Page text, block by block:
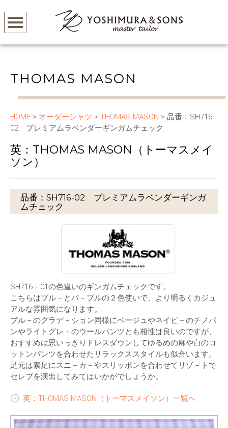
THOMAS MASON
HOME > オーダーシャツ > THOMAS MASON > 品番：SH716-
02 プレミアムラベンダーギンガムチェック
英：THOMAS MASON（トーマスメイ
ソン）
品番：SH716-02 プレミアムラベンダーギンガ
ムチェック
SH716－01の色違いのギンガムチェックです。
こちらはブル－とパ－プルの２色使いで、より明るくカジュ
アルな雰囲気になります。
ブル－のグラデ－ション同様にベージュやネイビ－のチノパ
ンやライトグレ－のウールパンツとも相性は良いのですが、
おすすめは思いっきりドレスダウンしてゆるめの麻や白のコ
ットンパンツを合わせたリラックススタイルも似合います。
足元は素足にスニ－カ－やスリッポンを合わせてリゾ－トで
セレブを演出してみてはいかがでしょうか。
英：THOMAS MASON（トーマスメイソン）一覧へ